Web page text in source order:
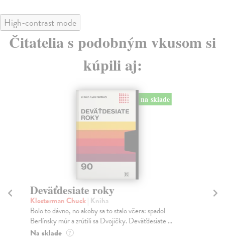
High-contrast mode
Čitatelia s podobným vkusom si
kúpili aj:
na sklade
Deväťdesiate roky
Klosterman Chuck| Kniha
Bolo to dávno, no akoby sa to stalo včera: spadol
Berlínsky múr a zrútili sa Dvojičky. Deväťdesiate ...
Na sklade ?